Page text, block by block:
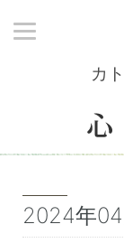
カ
2024年